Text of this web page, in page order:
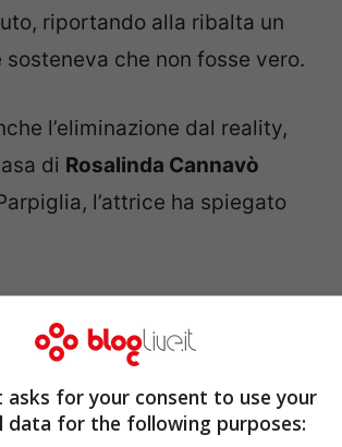
riportando alla ribalta un
che non fosse vero.
l’eliminazione dal reality,
di Rosalinda Cannavò
l’attrice ha spiegato
vuota il sacco
asks for your consent to use your
data for the following purposes: